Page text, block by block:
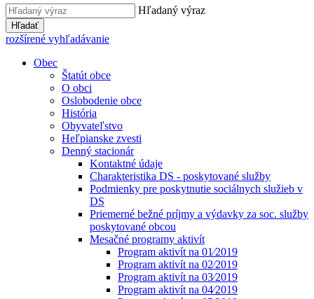
Hľadaný výraz
Hľadať
rozšírené vyhľadávanie
Obec
Štatút obce
O obci
Oslobodenie obce
História
Obyvateľstvo
Heľpianske zvesti
Denný stacionár
Kontaktné údaje
Charakteristika DS - poskytované služby
Podmienky pre poskytnutie sociálnych služieb v
DS
Priemerné bežné príjmy a výdavky za soc. služby
poskytované obcou
Mesačné programy aktivít
Program aktivít na 01⁄2019
Program aktivít na 02⁄2019
Program aktivít na 03⁄2019
Program aktivít na 04⁄2019